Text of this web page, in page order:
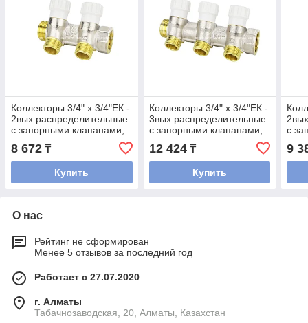
Коллекторы 3/4" х 3/4"ЕК -
2вых распределительные
с запорными клапанами,
серия VM147 Varmega
8 672 ₸
Купить
Коллекторы 3/4" х 3/4"ЕК -
3вых распределительные
с запорными клапанами,
серия VM147 Varmega
12 424₸
Купить
с
9
О нас
Рейтинг не сформирован
Менее 5 отзывов за последний год
Работает с 27.07.2020
г. Алматы
Табачнозаводская, 20, Алматы, Казахстан